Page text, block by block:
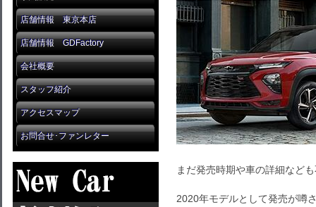
店舗情報 東京本店
店舗情報 GDFactory
会社概要
スタッフ紹介
アクセスマップ
お問合せ･ファンレター
まだ発売時期や車の詳細など
2020年モデルとして発売が噂